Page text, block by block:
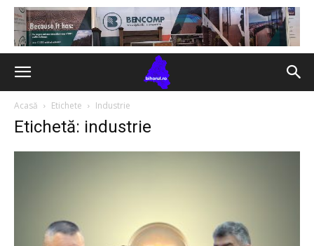
Acasă Etichete Industrie
Etichetă: industrie